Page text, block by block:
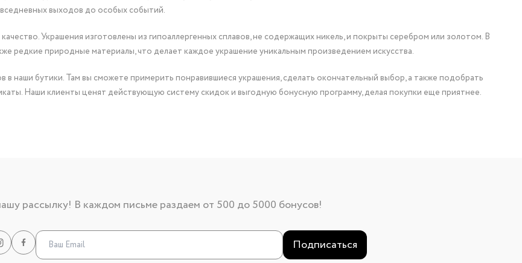
выходов до особых событий.
Украшения изготовлены из гипоаллергенных сплавов, не содержащих никель, и покрыты серебром или золотом. В
редкие природные материалы, что делает каждое украшение уникальным произведением искусства.
наши бутики. Там вы сможете примерить понравившиеся украшения, сделать окончательный выбор, а также подобрать
Наши клиенты ценят действующую систему скидок и выгодную бонусную программу, делая покупки еще приятнее.
рассылку! В каждом письме раздаем от 500 до 5000 бонусов!
Подписаться